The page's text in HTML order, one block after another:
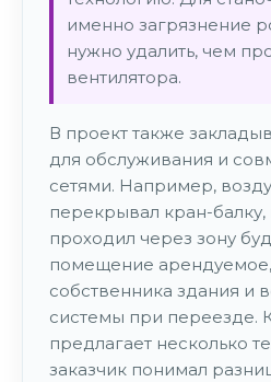
именно загрязнение
нужно удалить, чем
вентилятора.
В проект также
для обслуживания и
сетями. Например,
перекрывал кран-
проходил через зону
помещение
собственника здания и
системы при переезде.
предлагает несколько
заказчик понимал